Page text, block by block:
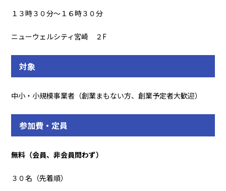
１３時３０分～１６時３０分
ニューウェルシティ宮崎 ２F
対象
中小・小規模事業者（創業まもない方、創業予定者大歓迎）
参加費・定員
無料（会員、非会員問わず）
３０名（先着順）